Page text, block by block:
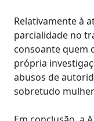
Relativamente à
parcialidade no
consoante quem
própria
abusos de
sobretudo